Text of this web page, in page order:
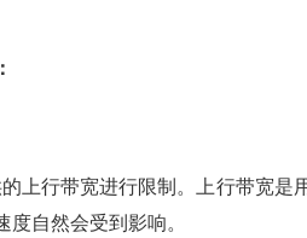
上行带宽进行限制。上行带宽是
自然会受到影响。